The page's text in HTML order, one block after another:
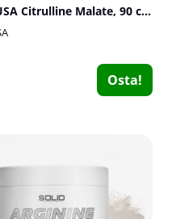
BioTechUSA Citrulline Malate, 90 caps
Osta!